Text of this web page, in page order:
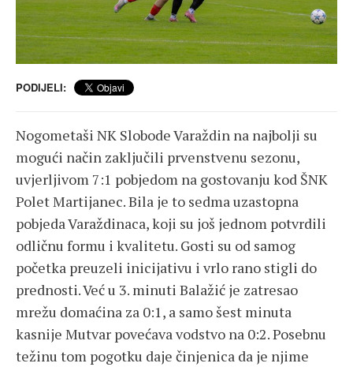
PODIJELI:
Nogometaši NK Slobode Varaždin na najbolji su
mogući način zaključili prvenstvenu sezonu,
uvjerljivom 7:1 pobjedom na gostovanju kod ŠNK
Polet Martijanec. Bila je to sedma uzastopna
pobjeda Varaždinaca, koji su još jednom potvrdili
odličnu formu i kvalitetu. Gosti su od samog
početka preuzeli inicijativu i vrlo rano stigli do
prednosti. Već u 3. minuti Balažić je zatresao
mrežu domaćina za 0:1, a samo šest minuta
kasnije Mutvar povećava vodstvo na 0:2. Posebnu
težinu tom pogotku daje činjenica da je njime